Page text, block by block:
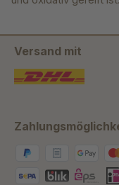
Versand mit